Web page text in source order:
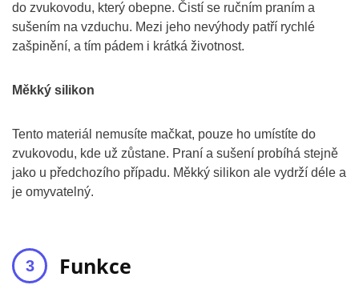
do zvukovodu, který obepne. Čistí se ručním praním a
sušením na vzduchu. Mezi jeho nevýhody patří rychlé
zašpinění, a tím pádem i krátká životnost.
Měkký silikon
Tento materiál nemusíte mačkat, pouze ho umístíte do
zvukovodu, kde už zůstane. Praní a sušení probíhá stejně
jako u předchozího případu. Měkký silikon ale vydrží déle a
je omyvatelný.
Funkce